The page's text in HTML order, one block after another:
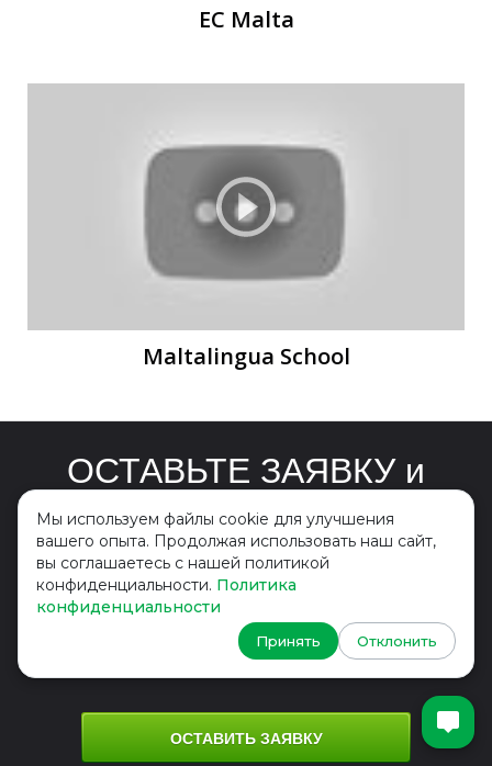
Ы
К
EC Malta
Maltalingua School
ОСТАВЬТЕ ЗАЯВКУ и
мы Вам отправим
видео интервью
интересующей Вас
школы
ОСТАВИТЬ ЗАЯВКУ
Мы используем файлы cookie для улучшения
вашего опыта. Продолжая использовать наш сайт,
вы соглашаетесь с нашей политикой
конфиденциальности. Политика
конфиденциальности
Принять Отклонить